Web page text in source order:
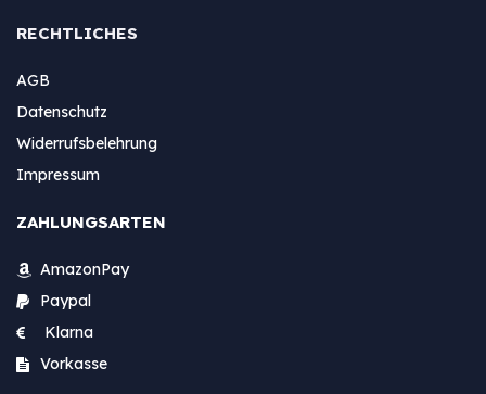
RECHTLICHES
AGB
Datenschutz
Widerrufsbelehrung
Impressum
ZAHLUNGSARTEN
AmazonPay
Paypal
Klarna
Vorkasse